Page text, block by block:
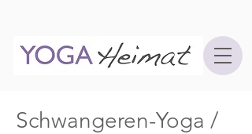
Schwangeren-Yoga /